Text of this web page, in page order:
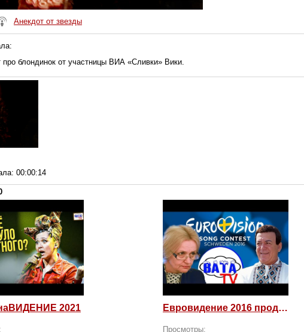
Анекдот от звезды
:
про блондинок от участницы ВИА «Сливки» Вики.
: 00:00:14
2021 Евровидение 2016 продолжается! Россия возмущается и посылает
Просмотры: